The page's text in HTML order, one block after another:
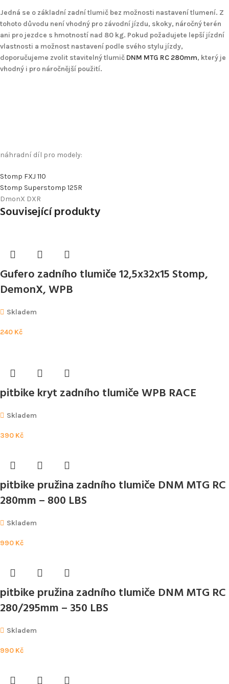
Jedná se o základní zadní tlumič bez možnosti nastavení tlumení. Z
tohoto důvodu není vhodný pro závodní jízdu, skoky, náročný terén
ani pro jezdce s hmotností nad 80 kg. Pokud požadujete lepší jízdní
vlastnosti a možnost nastavení podle svého stylu jízdy,
doporučujeme zvolit stavitelný tlumič DNM MTG RC 280mm, který je
vhodný i pro náročnější použití.
náhradní díl pro modely:
Stomp FXJ 110
Stomp Superstomp 125R
DmonX DXR
Související produkty
Gufero zadního tlumiče 12,5x32x15 Stomp,
DemonX, WPB
Skladem
240 Kč
pitbike kryt zadního tlumiče WPB RACE
Skladem
390 Kč
pitbike pružina zadního tlumiče DNM MTG RC
280mm – 800 LBS
Skladem
990 Kč
pitbike pružina zadního tlumiče DNM MTG RC
280/295mm – 350 LBS
Skladem
990 Kč